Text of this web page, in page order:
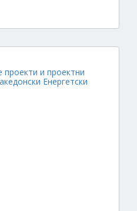
и проектни
Енергетски